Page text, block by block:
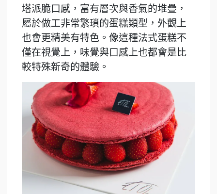
塔派脆口感，富有層次與香氣的堆疊，
屬於做工非常繁瑣的蛋糕類型，外觀上
也會更精美有特色。像這種法式蛋糕不
僅在視覺上，味覺與口感上也都會是比
較特殊新奇的體驗。